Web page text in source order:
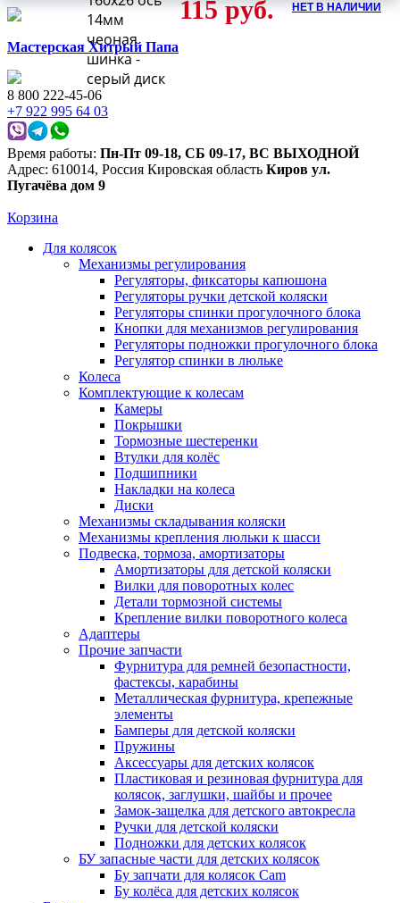
Мастерская Хитрый Папа
8 800 222-45-06
+7 922 995 64 03
Время работы: Пн-Пт 09-18, СБ 09-17, ВС ВЫХОДНОЙ
Адрес: 610014, Россия Кировская область Киров ул.
Пугачёва дом 9
Корзина
Для колясок
Механизмы регулирования
Регуляторы, фиксаторы капюшона
Регуляторы ручки детской коляски
Регуляторы спинки прогулочного блока
Кнопки для механизмов регулирования
Регуляторы подножки прогулочного блока
Регулятор спинки в люльке
Колеса
Комплектующие к колесам
Камеры
Покрышки
Тормозные шестеренки
Втулки для колёс
Подшипники
Накладки на колеса
Диски
Механизмы складывания коляски
Механизмы крепления люльки к шасси
Подвеска, тормоза, амортизаторы
Амортизаторы для детской коляски
Вилки для поворотных колес
Детали тормозной системы
Крепление вилки поворотного колеса
Адаптеры
Прочие запчасти
Фурнитура для ремней безопастности,
фастексы, карабины
Металлическая фурнитура, крепежные
элементы
Бамперы для детской коляски
Пружины
Аксессуары для детских колясок
Пластиковая и резиновая фурнитура для
колясок, заглушки, шайбы и прочее
Замок-защелка для детского автокресла
Ручки для детской коляски
Подножки для детских колясок
БУ запасные части для детских колясок
Бу запчати для колясок Cam
Бу колёса для детских колясок
14мм
чеоная
шинка -
серый диск
115руб. НЕТ В НАЛИЧИИ